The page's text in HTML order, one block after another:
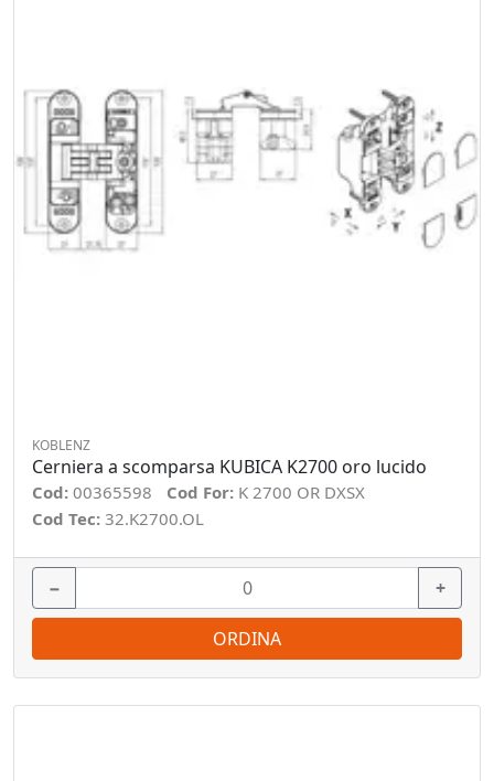
KOBLENZ
Cerniera a scomparsa KUBICA K2700 oro lucido
Cod: 00365598 Cod For: K 2700 OR DXSX
Cod Tec: 32.K2700.OL
− +
ORDINA